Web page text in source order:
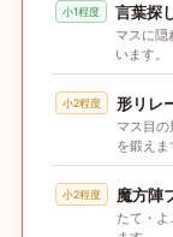
小1程度 言葉探
マスに隠
います。
小2程度 形リレ
マス目
を鍛えま
小2程度 魔方陣
たて・